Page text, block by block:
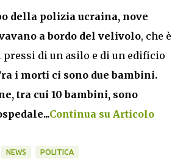
della polizia ucraina, nove
a bordo del velivolo, che è
di un asilo e di un edificio
i morti ci sono due bambini.
tra cui 10 bambini, sono
Continua su Articolo
NEWS POLITICA